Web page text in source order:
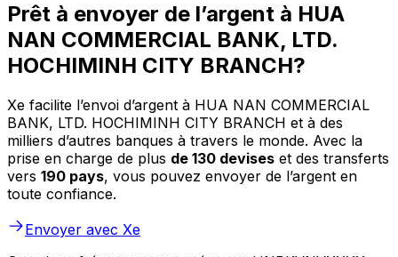
Prêt à envoyer de l’argent à HUA
NAN COMMERCIAL BANK, LTD.
HOCHIMINH CITY BRANCH?
Xe facilite l’envoi d’argent à HUA NAN COMMERCIAL
BANK, LTD. HOCHIMINH CITY BRANCH et à des
milliers d’autres banques à travers le monde. Avec la
prise en charge de plus de 130 devises et des transferts
vers 190 pays, vous pouvez envoyer de l’argent en
toute confiance.
Envoyer avec Xe